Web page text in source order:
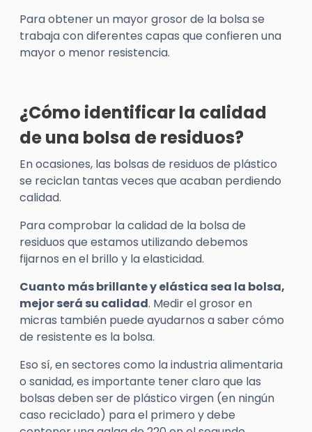
Para obtener un mayor grosor de la bolsa se
trabaja con diferentes capas que confieren una
mayor o menor resistencia.
¿Cómo identificar la calidad
de una bolsa de residuos?
En ocasiones, las bolsas de residuos de plástico
se reciclan tantas veces que acaban perdiendo
calidad.
Para comprobar la calidad de la bolsa de
residuos que estamos utilizando debemos
fijarnos en el brillo y la elasticidad.
Cuanto más brillante y elástica sea la bolsa,
mejor será su calidad. Medir el grosor en
micras también puede ayudarnos a saber cómo
de resistente es la bolsa.
Eso sí, en sectores como la industria alimentaria
o sanidad, es importante tener claro que las
bolsas deben ser de plástico virgen (en ningún
caso reciclado) para el primero y debe